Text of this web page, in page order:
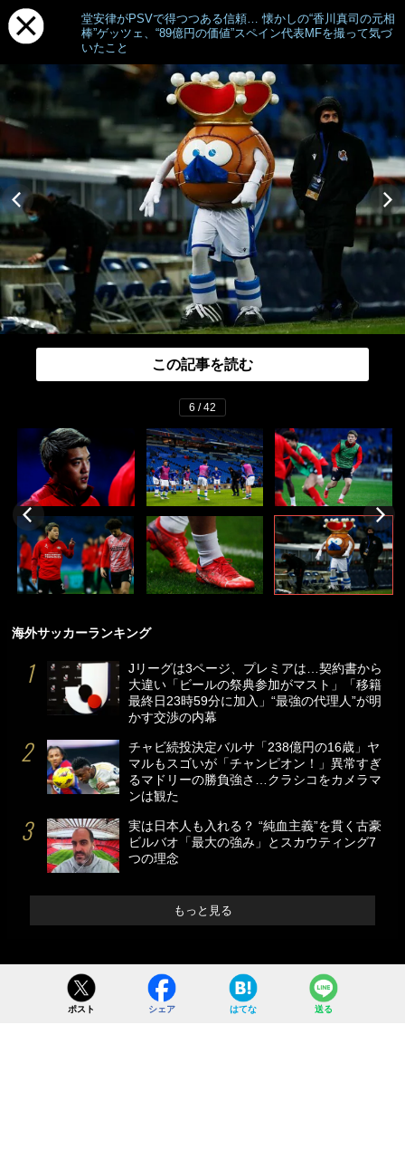
堂安律がPSVで得つつある信頼… 懐かしの“香川真司の元相
棒”ゲッツェ、“89億円の価値”スペイン代表MFを撮って気づ
いたこと
この記事を読む
6 / 42
海外サッカーランキング
Jリーグは3ページ、プレミアは…契約書から
大違い「ビールの祭典参加がマスト」「移籍
最終日23時59分に加入」“最強の代理人”が明
かす交渉の内幕
チャビ続投決定バルサ「238億円の16歳」ヤ
マルもスゴいが「チャンピオン！」異常すぎ
るマドリーの勝負強さ…クラシコをカメラマ
ンは観た
実は日本人も入れる？ “純血主義”を貫く古豪
ビルバオ「最大の強み」とスカウティング7
つの理念
もっと見る
ポスト シェア はてな 送る